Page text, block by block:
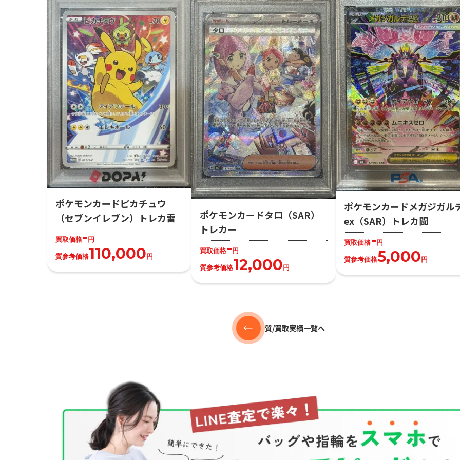
ポケモンカードピカチュウ
（セブンイレブン）トレカ雷
買取価格-円
質参考価格110,000円
ポケモンカードタロ（SAR）
トレカー
買取価格-円
質参考価格12,000円
ポケモンカードメガジガル
ex（SAR）トレカ闘
買取価格-円
質参考価格5,000円
質/買取実績一覧へ